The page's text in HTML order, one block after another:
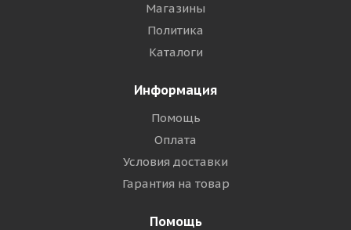
Магазины
Политика
Каталоги
Информация
Помощь
Оплата
Условия доставки
Гарантия на товар
Помощь